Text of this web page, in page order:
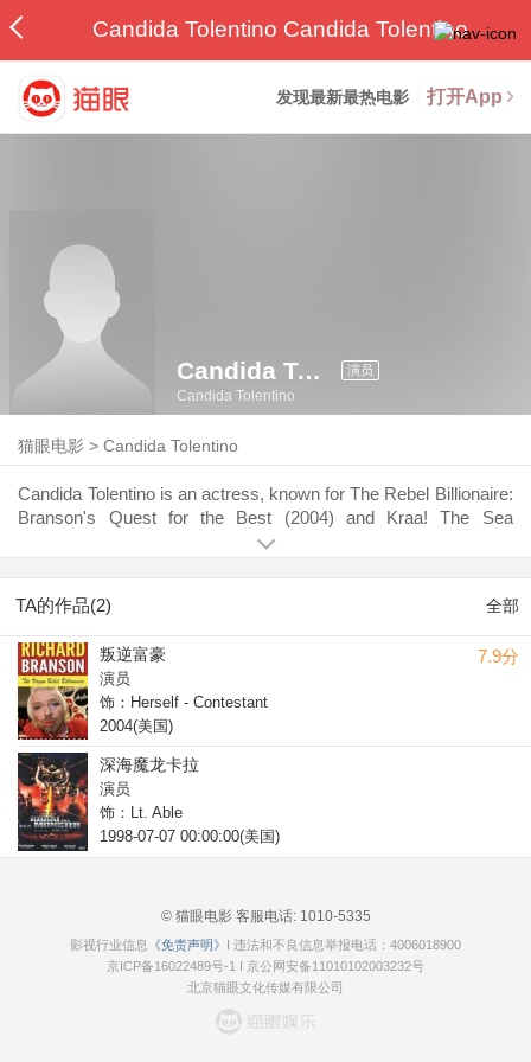
Candida Tolentino Candida Tolentino
发现最新最热电影 打开App
Candida Tolentino 演员
Candida Tolentino
猫眼电影 >Candida Tolentino
Candida Tolentino is an actress, known for The Rebel Billionaire:
Branson's Quest for the Best (2004) and Kraa! The Sea
TA的作品(2) 全部
7.9分
叛逆富豪
演员
饰：Herself - Contestant
2004(美国)
深海魔龙卡拉
演员
饰：Lt. Able
1998-07-07 00:00:00(美国)
© 猫眼电影 客服电话:1010-5335
影视行业信息 《免责声明》
I 违法和不良信息举报电话：4006018900
京ICP备16022489号-1
京公网安备11010102003232号
北京猫眼文化传媒有限公司